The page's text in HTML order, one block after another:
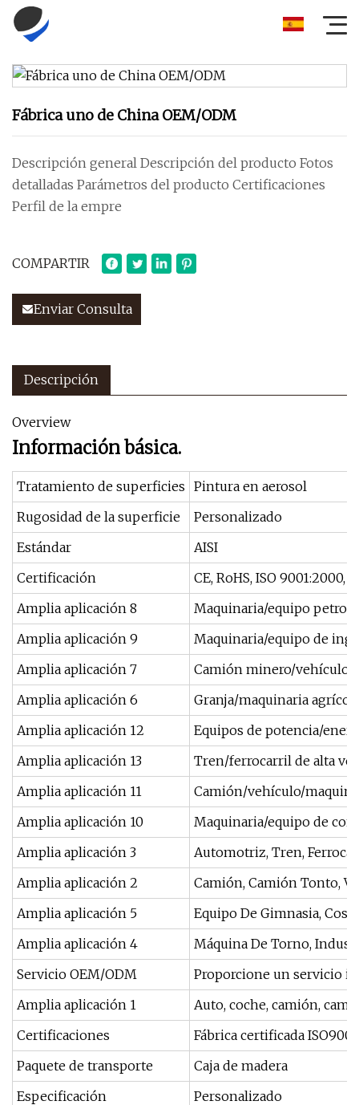
Fábrica uno de China OEM/ODM
Descripción general Descripción del producto Fotos
detalladas Parámetros del producto Certificaciones
Perfil de la empre
COMPARTIR
Enviar Consulta
Descripción
Overview
Información básica.
Tratamiento de superficies Pintura en aerosol
Rugosidad de la superficie
Personalizado
Estándar
AISI
Certificación
CE, RoHS, ISO 9001:2000,
Amplia aplicación 8
Maquinaria/equipo
Amplia aplicación 9
Maquinaria/equipo de
Amplia aplicación 7
Camión minero/vehículo/
Amplia aplicación 6
Granja/maquinaria
Amplia aplicación 12
Equipos de potencia/
Amplia aplicación 13
Tren/ferrocarril de alta
Amplia aplicación 11
Camión/vehículo/
Amplia aplicación 10
Maquinaria/equipo de
Amplia aplicación 3
Automotriz, Tren,
Amplia aplicación 2
Camión, Camión Tonto,
Amplia aplicación 5
Equipo De Gimnasia,
Amplia aplicación 4
Máquina De Torno,
Servicio OEM/ODM
Proporcione un servicio
Amplia aplicación 1
Auto, coche, camión,
Certificaciones
Fábrica certificada
Paquete de transporte
Caja de madera
Especificación
Personalizado